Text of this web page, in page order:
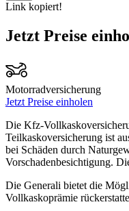
Link kopiert!
Jetzt Preise
Motorradversicherung
Jetzt Preise einholen
Die Kfz-
Teilkaskoversicherung ist
bei Schäden durch
Vorschadenbesichtigung.
Die Generali bietet die
Vollkaskoprämie